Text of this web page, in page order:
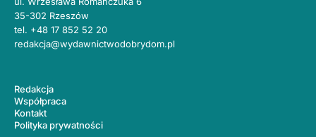
35-302 Rzeszów
tel. +48 17 852 52 20
redakcja@wydawnictwodobrydom.pl
Redakcja
Współpraca
Kontakt
Polityka prywatności